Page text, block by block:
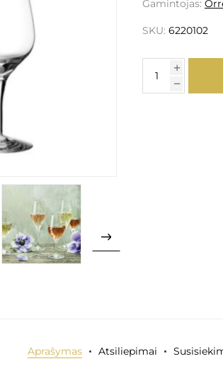
Gamintojas:
SKU: 6220102
Aprašymas Atsiliepimai